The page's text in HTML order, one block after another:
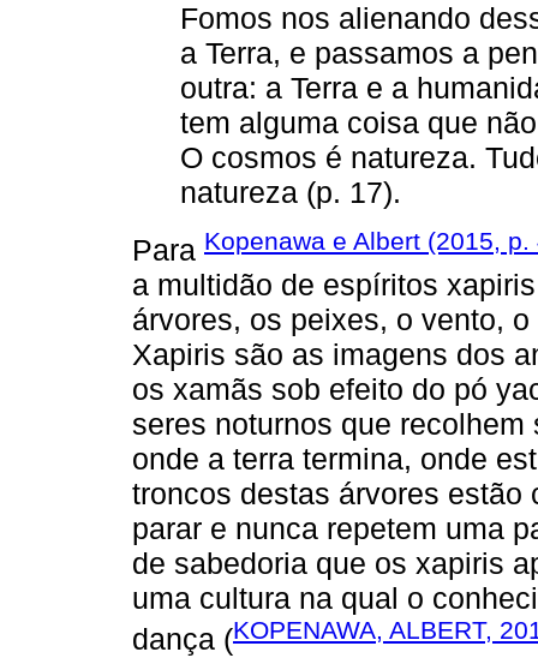
Fomos nos alienando
a Terra, e passamos a
outra: a Terra e a
tem alguma coisa que
O cosmos é natureza.
natureza (p. 17).
Para Kopenawa e Albert (2015, p.
a multidão de espíritos
árvores, os peixes, o vento,
Xapiris são as imagens dos
os xamãs sob efeito do pó
seres noturnos que
onde a terra termina, onde
troncos destas árvores estão
parar e nunca repetem uma
de sabedoria que os xapiris
uma cultura na qual o
dança (KOPENAWA, ALBERT,